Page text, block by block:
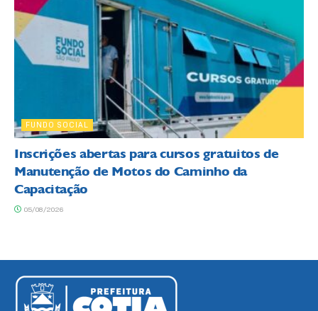
FUNDO SOCIAL
Inscrições abertas para cursos gratuitos de
Manutenção de Motos do Caminho da
Capacitação
05/08/2026